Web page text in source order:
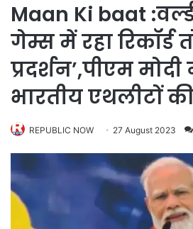
Maan Ki baat
गेम्स में रहा रिकॉर्ड
प्रदर्शन’,पीएम
भारतीय एथलीटों
REPUBLIC NOW 27 August 2023